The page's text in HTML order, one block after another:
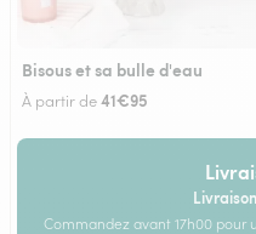
Bisous et sa bulle d'eau
À partir de41€95
Commandez avant 17h00 pour